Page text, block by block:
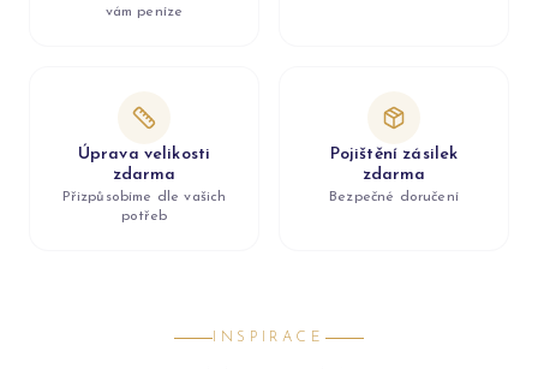
vám peníze
Úprava velikosti
zdarma
Přizpůsobíme dle vašich
potřeb
Pojištění zásilek
zdarma
Bezpečné doručení
INSPIRACE